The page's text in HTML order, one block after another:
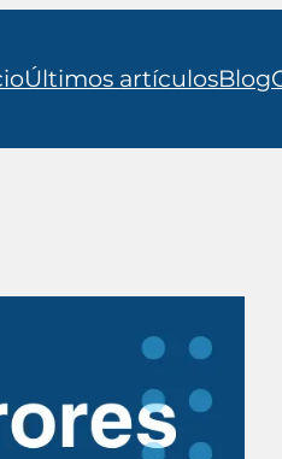
Últimos artículosBlog